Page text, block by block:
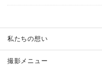
私たちの想い
撮影メニュー